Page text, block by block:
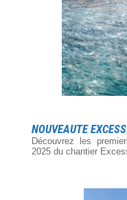
NOUVEAUTE
Découvrez les
2025 du chantier